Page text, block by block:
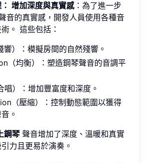
增加深度與真實感：為了進一步
音的真實感，開發人員使用各種音
。 這些包括：
響）：模擬房間的自然殘響。
（均衡）：塑造鋼琴聲音的音調平
唱）：增加豐富度和深度。
（壓縮）：控制動態範圍以獲得
。
鋼琴聲音增加了深度、溫暖和真實
力且更易於演奏。